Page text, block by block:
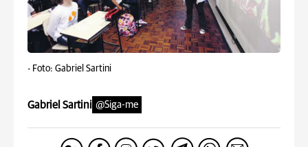
- Foto: Gabriel Sartini
Gabriel Sartini @Siga-me